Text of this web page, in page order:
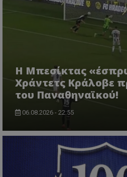
Η Μπεσίκτας
Χράντετς Κράλοβε
του Παναθηναϊκού!
06.08.2026 - 22:55